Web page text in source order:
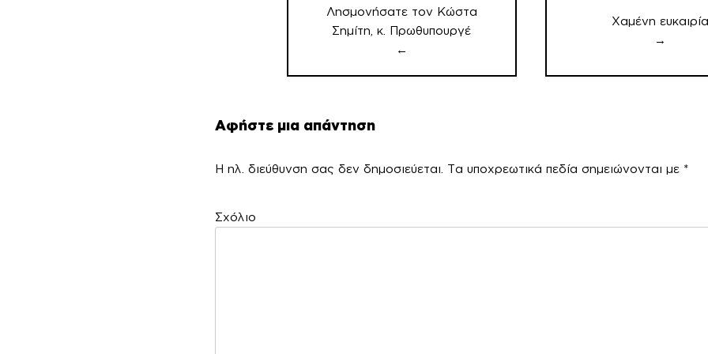
Λησμονήσατε τον Κώστα
Σημίτη, κ. Πρωθυπουργέ
←
Χαμένη ευκαιρία
→
Αφήστε μια απάντηση
Η ηλ. διεύθυνση σας δεν δημοσιεύεται. Τα υποχρεωτικά πεδία σημειώνονται με *